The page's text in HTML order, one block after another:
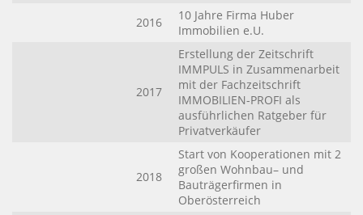
2016
10 Jahre Firma Huber
Immobilien e.U.
2017
Erstellung der Zeitschrift
IMMPULS in Zusammenarbeit
mit der Fachzeitschrift
IMMOBILIEN-PROFI als
ausführlichen Ratgeber für
Privatverkäufer
2018
Start von Kooperationen mit 2
großen Wohnbau– und
Bauträgerfirmen in
Oberösterreich